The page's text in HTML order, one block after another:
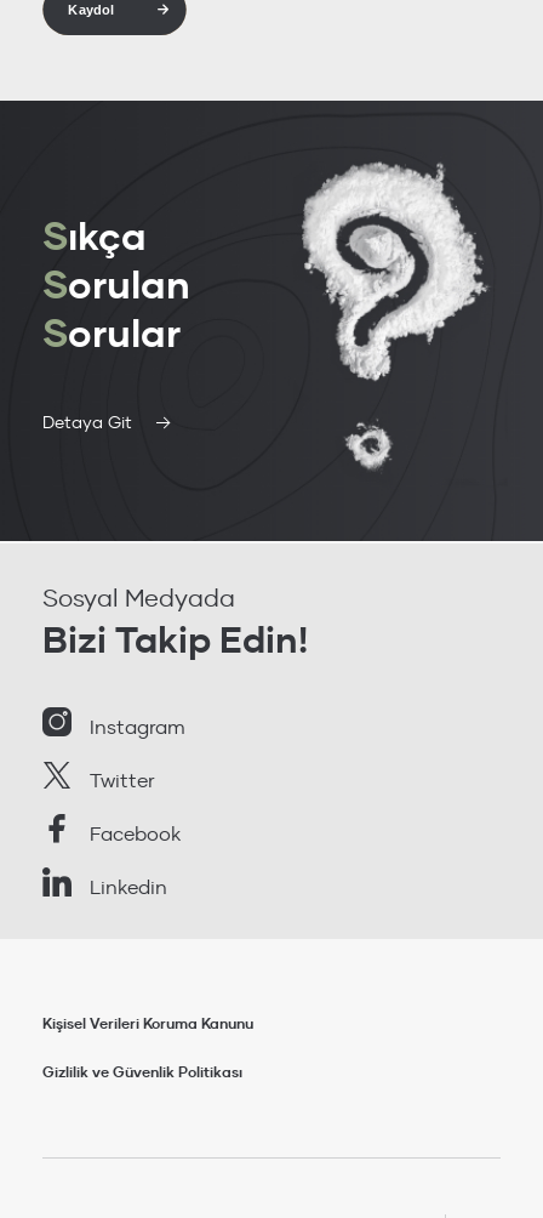
Kaydol
Sıkça
Sorulan
Sorular
Detaya Git
Sosyal Medyada
Bizi Takip Edin!
Instagram
Twitter
Facebook
Linkedin
Kişisel Verileri Koruma Kanunu
Gizlilik ve Güvenlik Politikası